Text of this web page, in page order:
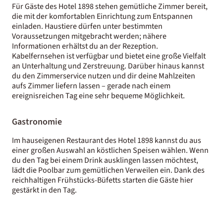
Für Gäste des Hotel 1898 stehen gemütliche Zimmer bereit,
die mit der komfortablen Einrichtung zum Entspannen
einladen. Haustiere dürfen unter bestimmten
Voraussetzungen mitgebracht werden; nähere
Informationen erhältst du an der Rezeption.
Kabelfernsehen ist verfügbar und bietet eine große Vielfalt
an Unterhaltung und Zerstreuung. Darüber hinaus kannst
du den Zimmerservice nutzen und dir deine Mahlzeiten
aufs Zimmer liefern lassen – gerade nach einem
ereignisreichen Tag eine sehr bequeme Möglichkeit.
Gastronomie
Im hauseigenen Restaurant des Hotel 1898 kannst du aus
einer großen Auswahl an köstlichen Speisen wählen. Wenn
du den Tag bei einem Drink ausklingen lassen möchtest,
lädt die Poolbar zum gemütlichen Verweilen ein. Dank des
reichhaltigen Frühstücks-Büfetts starten die Gäste hier
gestärkt in den Tag.